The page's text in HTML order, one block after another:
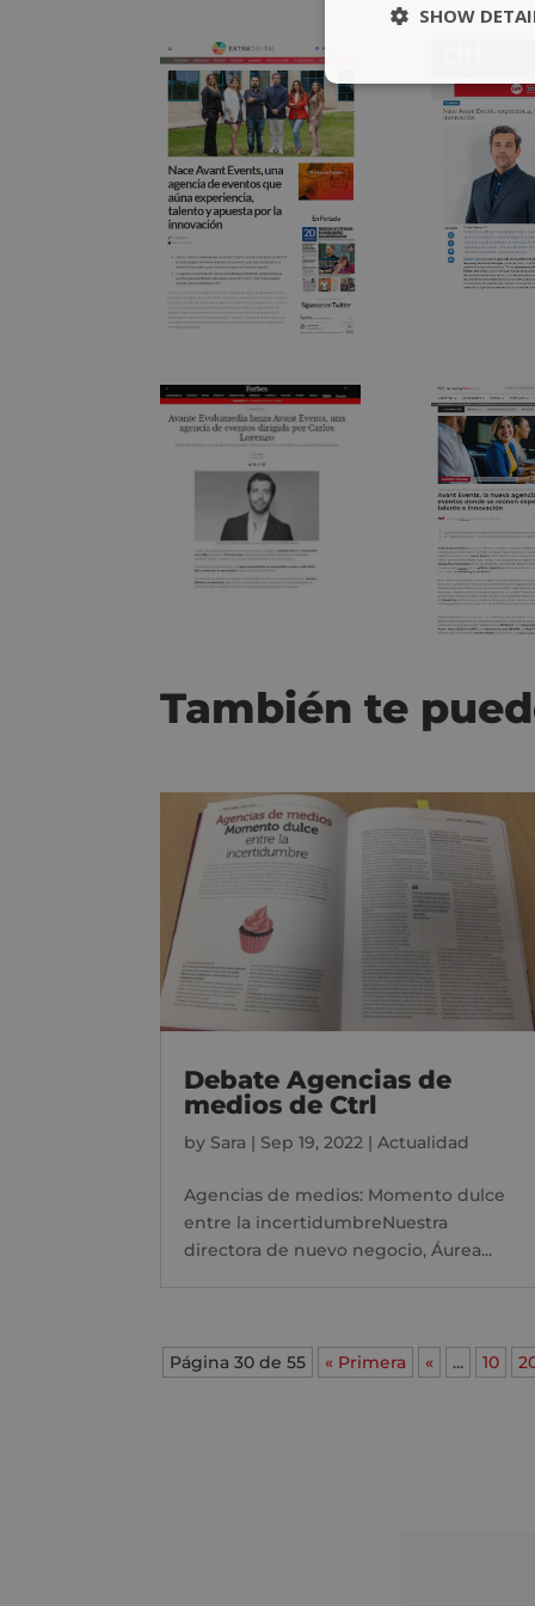
También te
Debate Agencias de
medios de Ctrl
by Sara | Sep 19, 2022 |Actualidad
Agencias de medios: Momento dulce
entre la incertidumbreNuestra
directora de nuevo negocio, Áurea...
Página 30 de 55 « Primera « ... 10
SHOW